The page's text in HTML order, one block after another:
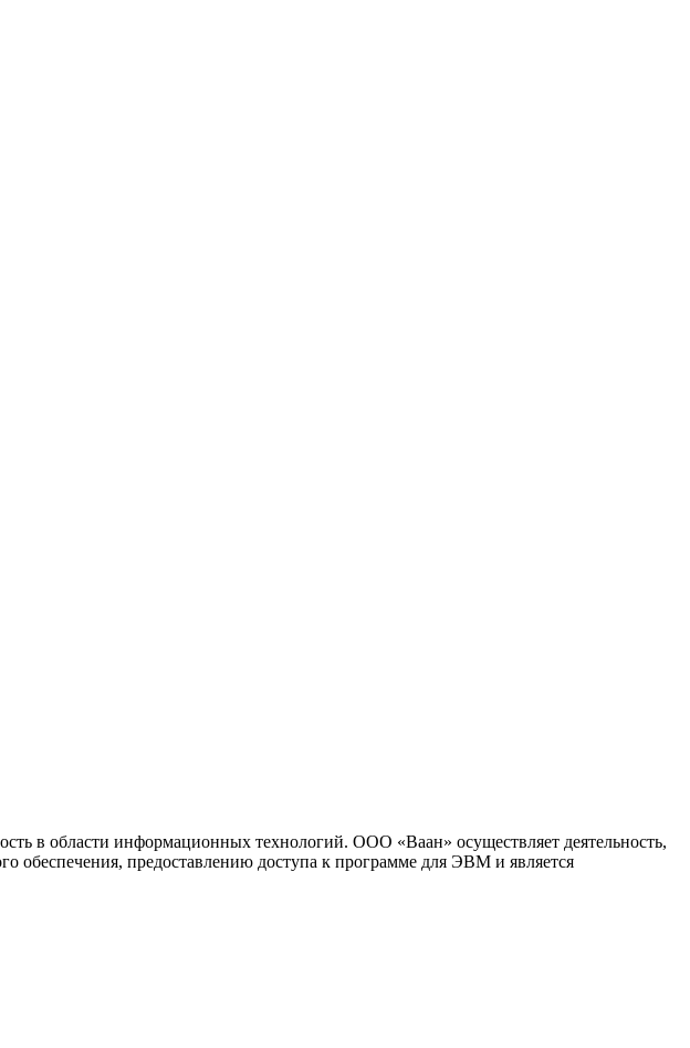
в области информационных технологий. ООО «Ваан» осуществляет деятельность,
обеспечения, предоставлению доступа к программе для ЭВМ и является